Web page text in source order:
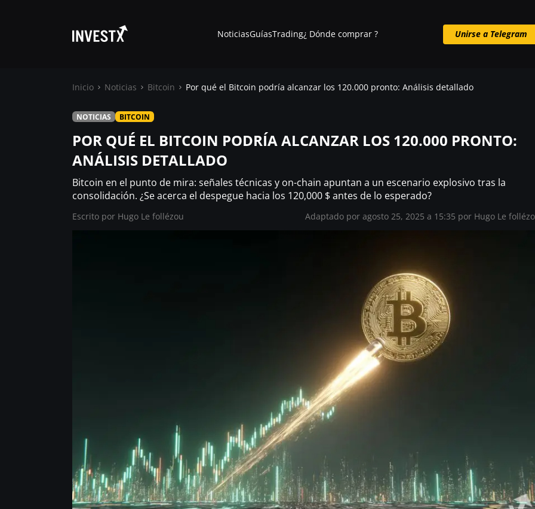
Noticias
Guías
Trading
NoticiasGuíasTrading¿ Dónde comprar ? Unirse a Telegram
Inicio Noticias Bitcoin Por qué el Bitcoin podría alcanzar los 120.000 pronto: Análisis detallado
NOTICIAS BITCOIN
POR QUÉ EL BITCOIN PODRÍA ALCANZAR LOS 120.000 PRONTO:
ANÁLISIS DETALLADO
Bitcoin en el punto de mira: señales técnicas y on-chain apuntan a un escenario explosivo tras la
consolidación. ¿Se acerca el despegue hacia los 120,000 $ antes de lo esperado?
Escrito por Hugo Le follézou Adaptado por agosto 25, 2025 a 15:35 por Hugo Le